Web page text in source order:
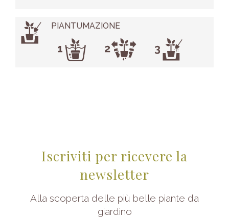
PIANTUMAZIONE
Iscriviti per ricevere la
newsletter
Alla scoperta delle più belle piante da
giardino